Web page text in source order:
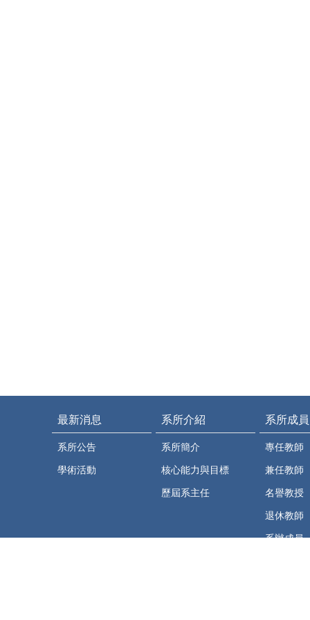
最新消息
系所公告
學術活動
系所介紹
系所簡介
核心能力與目標
歷屆系主任
系所成員
專任教師
兼任教師
名譽教授
退休教師
系辦成員